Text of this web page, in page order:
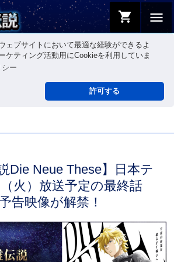
ェブサイトにおいて最適な経験ができるよ
ケティング活動用にCookieを利用していま
ー
許可する
menu
shopping_cart
Die Neue These】日本テ
火）放送予定の最終話
告映像が解禁！